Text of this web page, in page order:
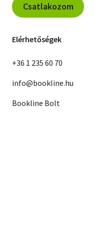
Csatlakozom
Elérhetőségek
+36 1 235 60 70
info@bookline.hu
Bookline Bolt